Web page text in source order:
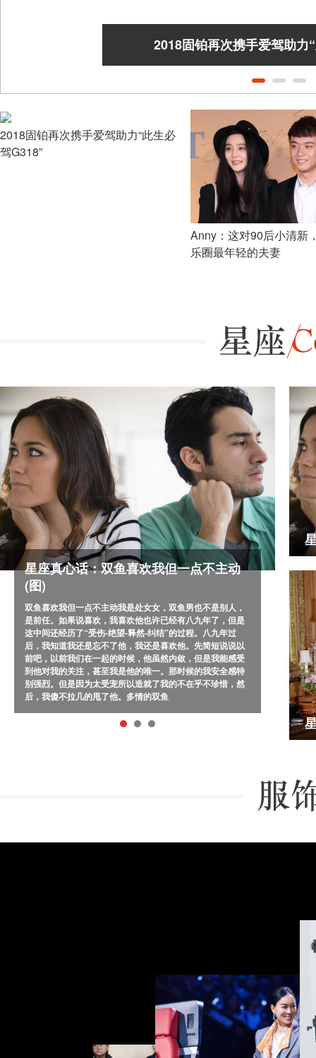
2018固铂再次携手爱驾助力
2018固铂再次携手爱驾助力“此生必
驾G318”
Anny：这对90后小清新
乐圈最年轻的夫妻
星座真心话：双鱼喜欢我但一点不主动
(图)
双鱼喜欢我但一点不主动我是处女女，双鱼男也不是别人，
是前任。如果说喜欢，我喜欢他也许已经有八九年了，但是
这中间还经历了“受伤-绝望-释然-纠结”的过程。八九年过
后，我知道我还是忘不了他，我还是喜欢他。先简短说说以
前吧，以前我们在一起的时候，他虽然内敛，但是我能感受
到他对我的关注，甚至我是他的唯一。那时候的我安全感特
别强烈。但是因为太受宠所以造就了我的不在乎不珍惜，然
后，我傻不拉几的甩了他。多情的双鱼
星
(
射
为
我
架
真
两
面
和